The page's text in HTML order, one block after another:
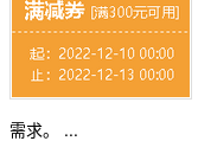
需求。 ...